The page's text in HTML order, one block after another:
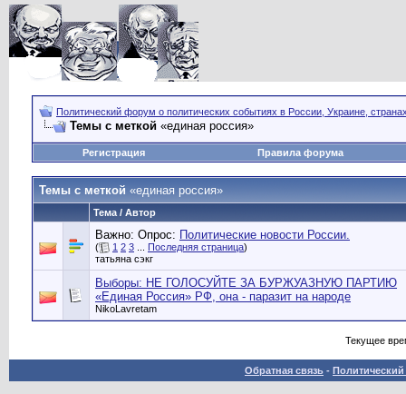
Политический форум о политических событиях в России, Украине,
Темы с меткой «единая россия»
Регистрация Правила форума
Темы с меткой «единая россия»
Тема / Автор
Важно: Опрос: Политические новости России.
( 1 2 3 Последняя страница)
татьяна сэкг
Выборы: НЕ ГОЛОСУЙТЕ ЗА БУРЖУАЗНУЮ ПАРТИЮ
«Единая Россия» РФ, она - паразит на народе
NikoLavretam
Текущее
Обратная связь -